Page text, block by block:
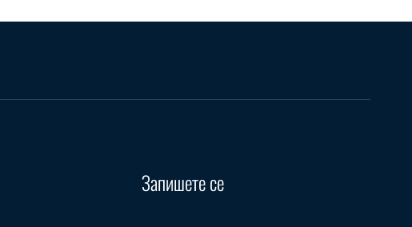
Запишете се